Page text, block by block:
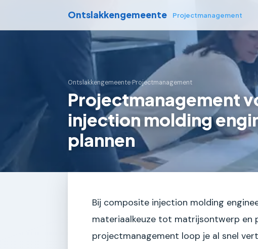
Ontslakkengemeente Projectmanagement
Ontslakkengemeente›Projectmanagement
Projectmanagement
injection molding
plannen
Bij composite injection molding
materiaalkeuze tot matrijsontwerp en
projectmanagement loop je al snel